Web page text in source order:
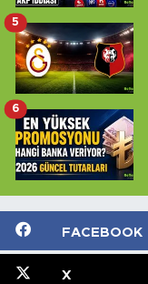
5
6
FACEBOOK
X